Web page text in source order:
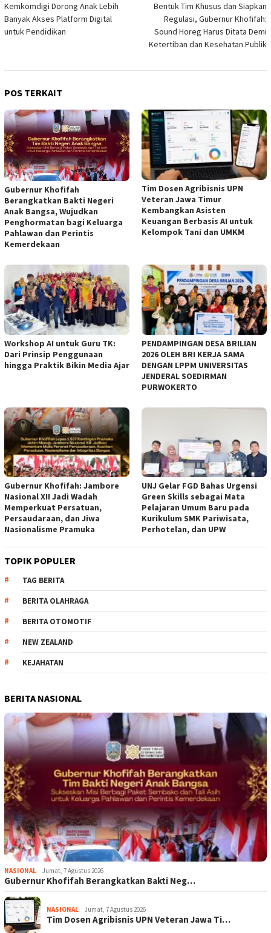
pos
Kemkomdigi Dorong Anak Lebih
Banyak Akses Platform Digital
untuk Pendidikan
Bentuk Tim Khusus dan Siapkan
Regulasi, Gubernur Khofifah:
Sound Horeg Harus Ditata Demi
Ketertiban dan Kesehatan Publik
POS TERKAIT
Gubernur Khofifah
Berangkatkan Bakti Negeri
Anak Bangsa, Wujudkan
Penghormatan bagi Keluarga
Pahlawan dan Perintis
Kemerdekaan
Tim Dosen Agribisnis UPN
Veteran Jawa Timur
Kembangkan Asisten
Keuangan Berbasis AI untuk
Kelompok Tani dan UMKM
Workshop AI untuk Guru TK:
Dari Prinsip Penggunaan
hingga Praktik Bikin Media Ajar
PENDAMPINGAN DESA BRILIAN
2026 OLEH BRI KERJA SAMA
DENGAN LPPM UNIVERSITAS
JENDERAL SOEDIRMAN
PURWOKERTO
Gubernur Khofifah: Jambore
Nasional XII Jadi Wadah
Memperkuat Persatuan,
Persaudaraan, dan Jiwa
Nasionalisme Pramuka
UNJ Gelar FGD Bahas Urgensi
Green Skills sebagai Mata
Pelajaran Umum Baru pada
Kurikulum SMK Pariwisata,
Perhotelan, dan UPW
TOPIK POPULER
TAG BERITA
BERITA OLAHRAGA
BERITA OTOMOTIF
NEW ZEALAND
KEJAHATAN
BERITA NASIONAL
NASIONAL Jumat, 7 Agustus 2026
Gubernur Khofifah Berangkatkan Bakti Neg…
NASIONAL Jumat, 7 Agustus 2026
Tim Dosen Agribisnis UPN Veteran Jawa Ti…